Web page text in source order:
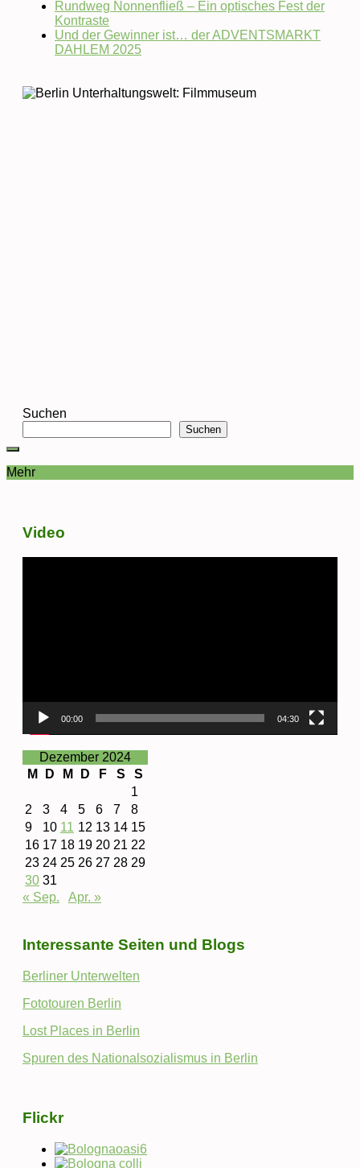
Rundweg Nonnenfließ – Ein optisches Fest der
Kontraste
Und der Gewinner ist… der ADVENTSMARKT
DAHLEM 2025
Suchen
Suchen
Mehr
Video
00:00 04:30
Dezember 2024
M
D M D F S
S
1
2
3 4 5 6 7
8
9
10 11 12 13 14 15
16 17 18 19 20 21 22
23 24 25 26 27 28 29
30 31
« Sep.
Apr. »
Interessante Seiten und Blogs
Berliner Unterwelten
Fototouren Berlin
Lost Places in Berlin
Spuren des Nationalsozialismus in Berlin
Flickr